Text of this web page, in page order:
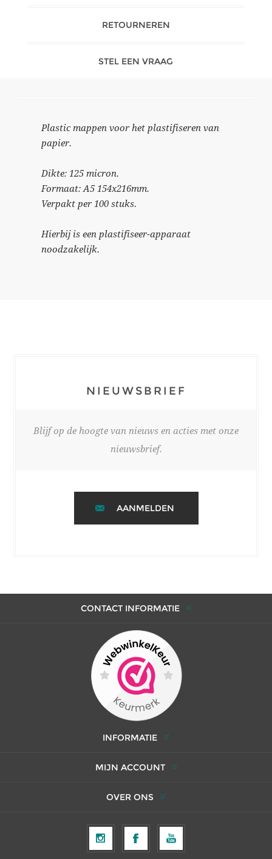
RETOURNEREN
STEL EEN VRAAG
Plastic mappen voor het plastifiseren van
papier.
Dikte: 125 micron.
Formaat: A5 154x216mm.
Verpakt per 100 stuks.
Hierbij is een plastifiseer-apparaat
noodzakelijk.
NIEUWSBRIEF
Blijf op de hoogte van nieuws en acties met onze
nieuwsbrief.
AANMELDEN
CONTACT INFORMATIE
INFORMATIE
MIJN ACCOUNT
OVER ONS